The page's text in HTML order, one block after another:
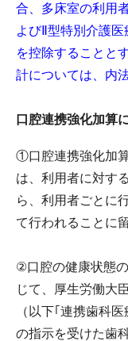
合、多床室の利用
よびⅡ型特別介護
を控除することと
計については、内
口腔連携強化加算
①口腔連携強化加
は、利用者に対す
ら、利用者ごとに
て行われることに
②口腔の健康状態
じて、厚生労働大
（以下｢連携歯科
の指示を受けた歯